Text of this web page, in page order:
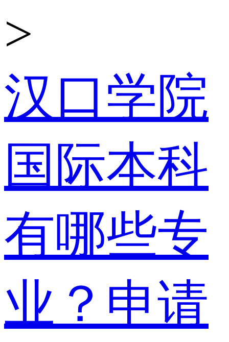
>
汉口学院
国际本科
有哪些专
业？申请